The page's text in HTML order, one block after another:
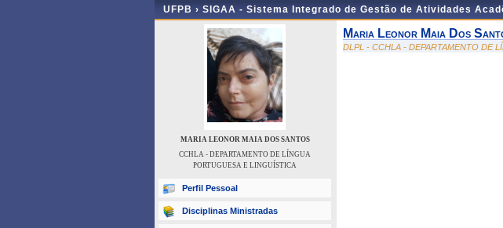
UFPB › SIGAA - Sistema Integrado de Gestão de Atividades
MARIA LEONOR MAIA DOS SANTOS
CCHLA - DEPARTAMENTO DE LÍNGUA
PORTUGUESA E LINGUÍSTICA
Perfil Pessoal
Disciplinas Ministradas
Maria Leonor Maia Dos
DLPL - CCHLA - DEPARTAMENTO DE